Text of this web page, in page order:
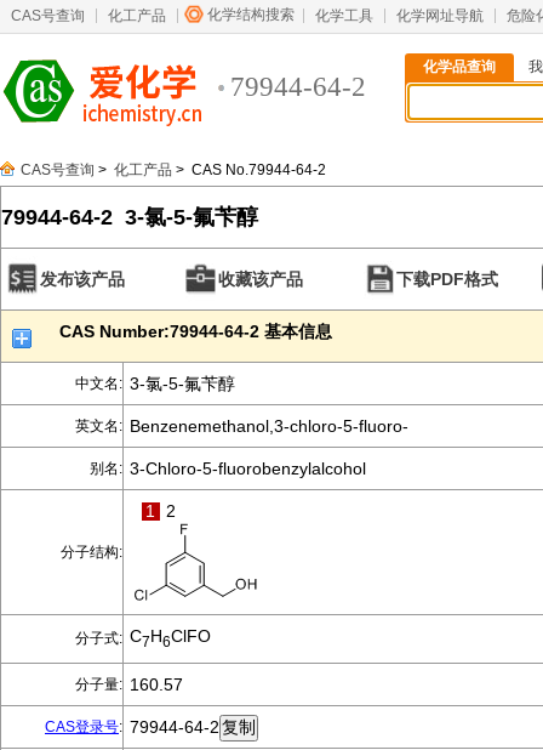
CAS号查询 化工产品 化学结构搜索 化学工具 化学网址导航 危险
79944-64-2
化学品查询
CAS号查询 > 化工产品 > CAS No.79944-64-2
79944-64-2 3-氯-5-氟苄醇
发布该产品 收藏该产品 下载PDF格式
CAS Number:79944-64-2 基本信息
中文名: 3-氯-5-氟苄醇
英文名: Benzenemethanol,3-chloro-5-fluoro-
别名: 3-Chloro-5-fluorobenzylalcohol
分子结构:
1 2
分子式: C7H6ClFO
分子量: 160.57
CAS登录号: 79944-64-2